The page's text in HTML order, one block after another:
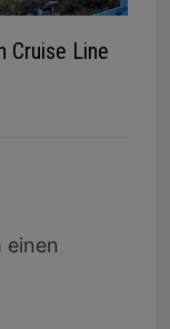
Cruise Line
einen